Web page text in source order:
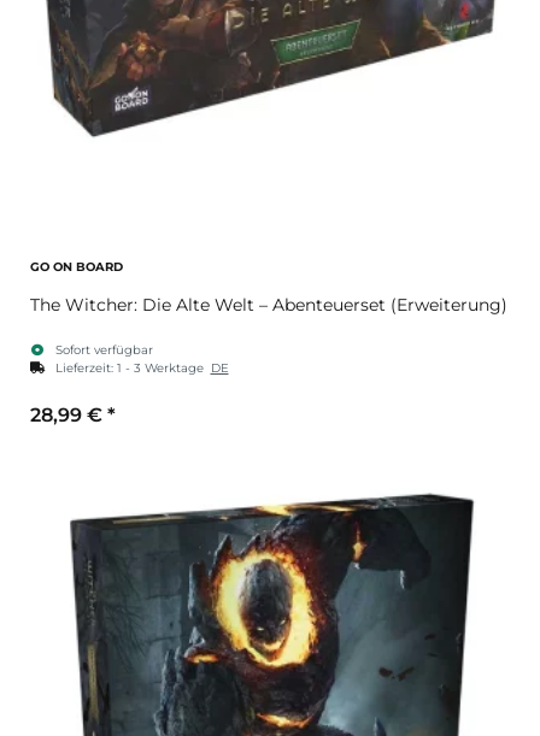
GO ON BOARD
The Witcher: Die Alte Welt – Abenteuerset (Erweiterung)
Sofort verfügbar
Lieferzeit: 1 - 3 Werktage DE
28,99 € *